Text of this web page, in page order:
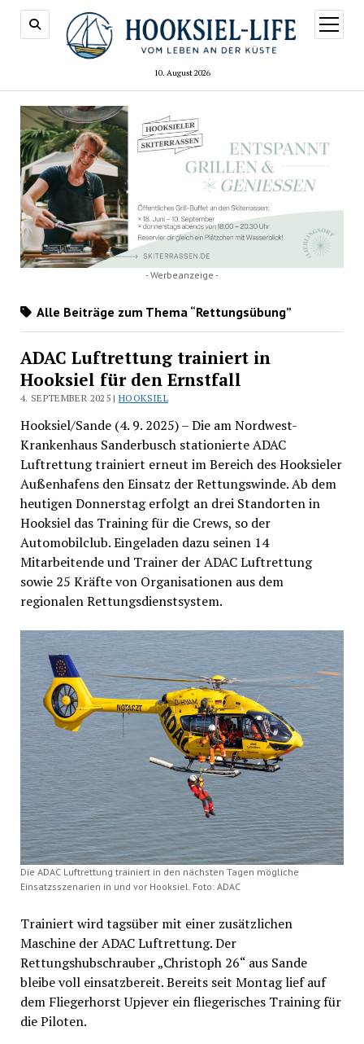
10. August 2026
Menü
öffnen
- Werbeanzeige -
Alle Beiträge zum Thema “Rettungsübung”
ADAC Luftrettung trainiert in
Hooksiel für den Ernstfall
4. SEPTEMBER 2025 |HOOKSIEL
Hooksiel/Sande (4. 9. 2025) – Die am Nordwest-
Krankenhaus Sanderbusch stationierte ADAC
Luftrettung trainiert erneut im Bereich des Hooksieler
Außenhafens den Einsatz der Rettungswinde. Ab dem
heutigen Donnerstag erfolgt an drei Standorten in
Hooksiel das Training für die Crews, so der
Automobilclub. Eingeladen dazu seinen 14
Mitarbeitende und Trainer der ADAC Luftrettung
sowie 25 Kräfte von Organisationen aus dem
regionalen Rettungsdienstsystem.
Die ADAC Luftrettung trainiert in den nächsten Tagen mögliche
Einsatzsszenarien in und vor Hooksiel. Foto: ADAC
Trainiert wird tagsüber mit einer zusätzlichen
Maschine der ADAC Luftrettung. Der
Rettungshubschrauber „Christoph 26“ aus Sande
bleibe voll einsatzbereit. Bereits seit Montag lief auf
dem Fliegerhorst Upjever ein fliegerisches Training für
die Piloten.